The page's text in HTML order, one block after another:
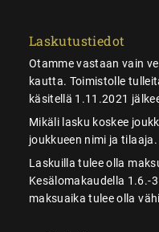
Laskutustiedot
Otamme vastaan vain
kautta. Toimistolle
käsitellä 1.11.2021
Mikäli lasku koskee
joukkueen nimi ja
Laskuilla tulee olla
Kesälomakaudella 1.6.-
maksuaika tulee olla